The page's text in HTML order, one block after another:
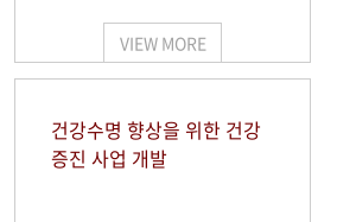
VIEW MORE
건강수명 향상을 위한 건강
증진 사업 개발